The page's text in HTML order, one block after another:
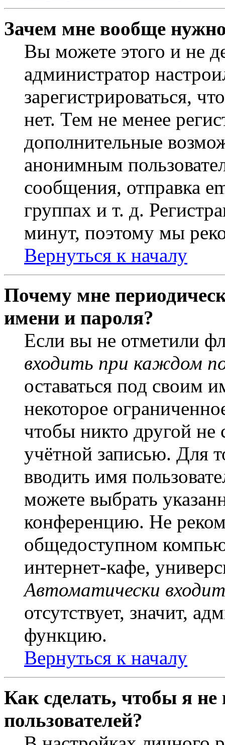
Зачем мне вообще
Вы можете этого и не
администратор
зарегистрироваться,
нет. Тем не менее
дополнительные
анонимным
сообщения, отправка
группах и т. д.
минут, поэтому мы
Вернуться к началу
Почему мне
имени и пароля?
Если вы не отметили
входить при каждом
оставаться под своим
некоторое
чтобы никто другой не
учётной записью. Для
вводить имя
можете выбрать
конференцию. Не
общедоступном
интернет-кафе,
Автоматически
отсутствует, значит,
функцию.
Вернуться к началу
Как сделать, чтобы я
пользователей?